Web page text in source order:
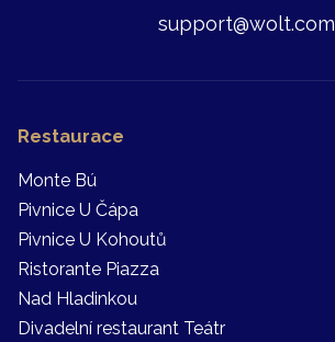
support@wolt.com
Restaurace
Monte Bú
Pivnice U Čápa
Pivnice U Kohoutů
Ristorante Piazza
Nad Hladinkou
Divadelní restaurant Teátr